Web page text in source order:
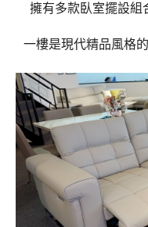
擁有多款臥室擺設組
一樓是現代精品風格